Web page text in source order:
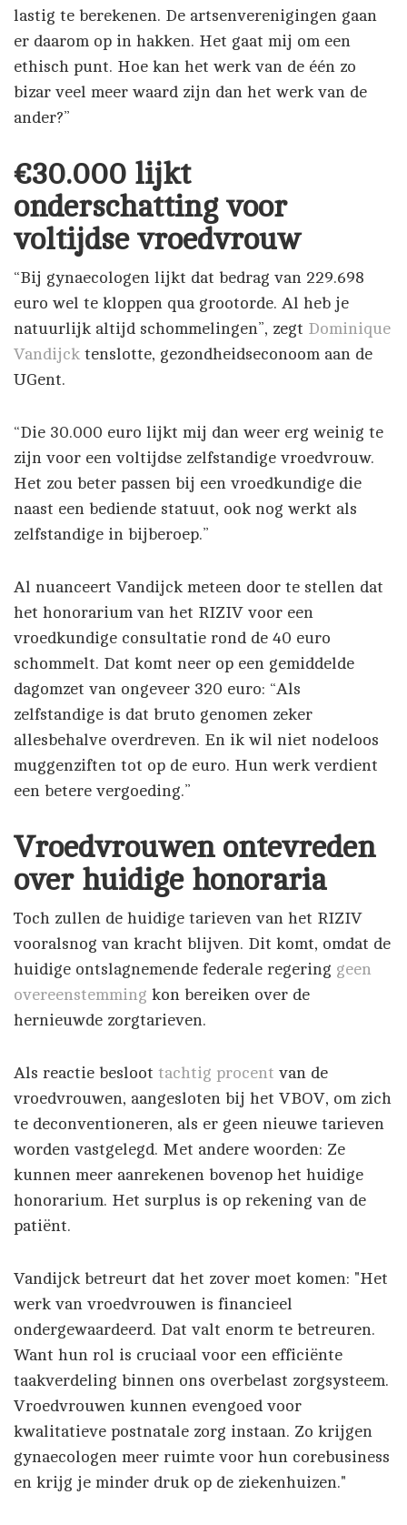
lastig te berekenen. De artsenverenigingen gaan
er daarom op in hakken. Het gaat mij om een
ethisch punt. Hoe kan het werk van de één zo
bizar veel meer waard zijn dan het werk van de
ander?”
€30.000 lijkt
onderschatting voor
voltijdse vroedvrouw
“Bij gynaecologen lijkt dat bedrag van 229.698
euro wel te kloppen qua grootorde. Al heb je
natuurlijk altijd schommelingen”, zegt Dominique
Vandijck tenslotte, gezondheidseconoom aan de
UGent.
“Die 30.000 euro lijkt mij dan weer erg weinig te
zijn voor een voltijdse zelfstandige vroedvrouw.
Het zou beter passen bij een vroedkundige die
naast een bediende statuut, ook nog werkt als
zelfstandige in bijberoep.”
Al nuanceert Vandijck meteen door te stellen dat
het honorarium van het RIZIV voor een
vroedkundige consultatie rond de 40 euro
schommelt. Dat komt neer op een gemiddelde
dagomzet van ongeveer 320 euro: “Als
zelfstandige is dat bruto genomen zeker
allesbehalve overdreven. En ik wil niet nodeloos
muggenziften tot op de euro. Hun werk verdient
een betere vergoeding.”
Vroedvrouwen ontevreden
over huidige honoraria
Toch zullen de huidige tarieven van het RIZIV
vooralsnog van kracht blijven. Dit komt, omdat de
huidige ontslagnemende federale regering geen
overeenstemming kon bereiken over de
hernieuwde zorgtarieven.
Als reactie besloot tachtig procent van de
vroedvrouwen, aangesloten bij het VBOV, om zich
te deconventioneren, als er geen nieuwe tarieven
worden vastgelegd. Met andere woorden: Ze
kunnen meer aanrekenen bovenop het huidige
honorarium. Het surplus is op rekening van de
patiënt.
Vandijck betreurt dat het zover moet komen: "Het
werk van vroedvrouwen is financieel
ondergewaardeerd. Dat valt enorm te betreuren.
Want hun rol is cruciaal voor een efficiënte
taakverdeling binnen ons overbelast zorgsysteem.
Vroedvrouwen kunnen evengoed voor
kwalitatieve postnatale zorg instaan. Zo krijgen
gynaecologen meer ruimte voor hun corebusiness
en krijg je minder druk op de ziekenhuizen."